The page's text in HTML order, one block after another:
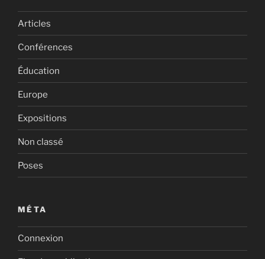
Articles
Conférences
Éducation
Europe
Expositions
Non classé
Poses
MÉTA
Connexion